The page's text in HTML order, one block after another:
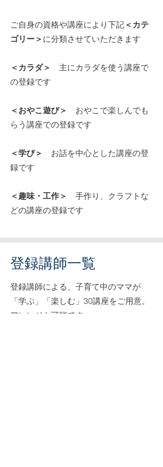
ご自身の資格や講座により下記 ＜カテ
ゴリー＞ に分類させていただきます
＜カラダ＞
主にカラダを使う講座で
の登録です
＜おやこ遊び＞
おやこで楽しんでも
らう講座での登録です
＜学び＞
お話を中心とした講座の登
録です
＜趣味・工作＞
手作り、クラフトな
どの講座の登録です
登録講師一覧
​登録講師による、子育て中のママが
「学ぶ」「楽しむ」30講座をご用意。
アレンジも可能です。